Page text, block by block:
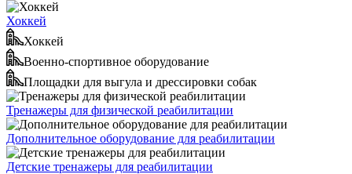
Хоккей
Хоккей
Военно-спортивное оборудование
Площадки для выгула и дрессировки собак
Тренажеры для физической реабилитации
Дополнительное оборудование для реабилитации
Детские тренажеры для реабилитации